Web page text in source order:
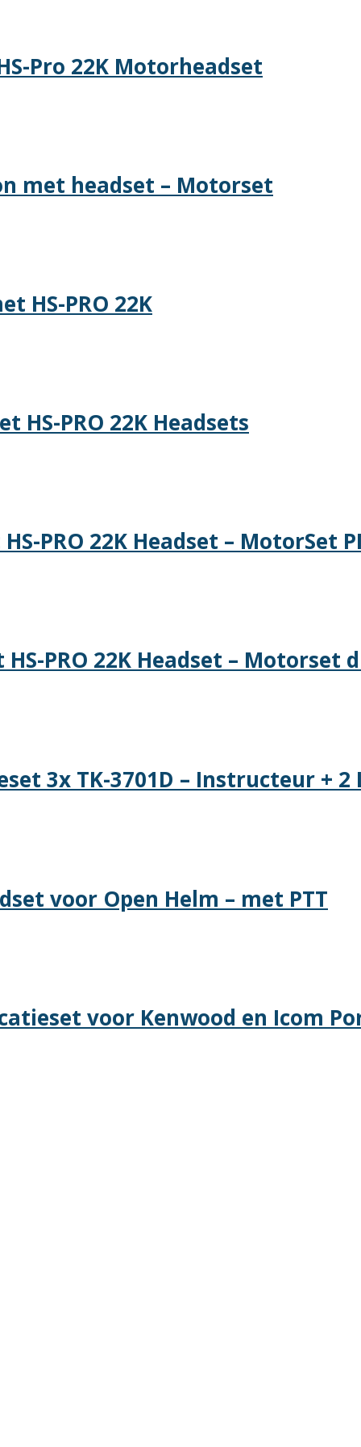
Pro 22K Motorheadset
met headset – Motorset
HS-PRO 22K
HS-PRO 22K Headsets
PRO 22K Headset – MotorSet
PRO 22K Headset – Motorset
3x TK-3701D – Instructeur +
voor Open Helm – met PTT
voor Kenwood en Icom